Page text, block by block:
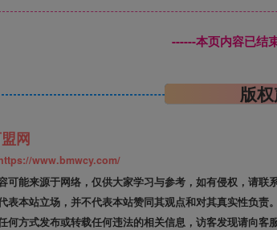
------本页内容已结
版
网
www.bmwcy.com/
可能来源于网络，仅供大家学习与参考，如有侵权，请联
表本站立场，并不代表本站赞同其观点和对其真实性负责。
何方式发布或转载任何违法的相关信息，访客发现请向客